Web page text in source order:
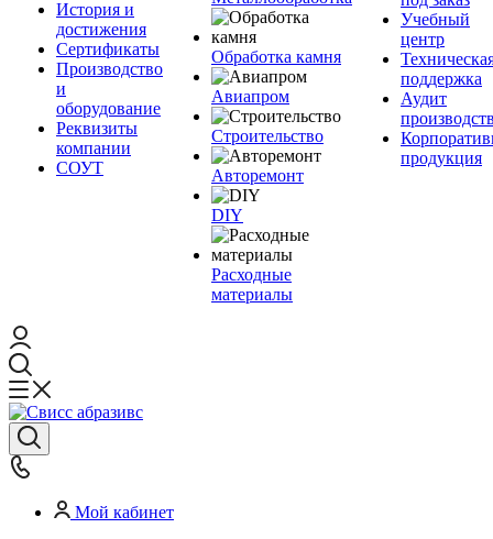
История и
достижения
Сертификаты
Производство
и
оборудование
Реквизиты
компании
СОУТ
Обработка камня
Авиапром
Строительство
Авторемонт
DIY
Расходные
материалы
Учебный
центр
поддержка
Аудит
продукция
Мой кабинет